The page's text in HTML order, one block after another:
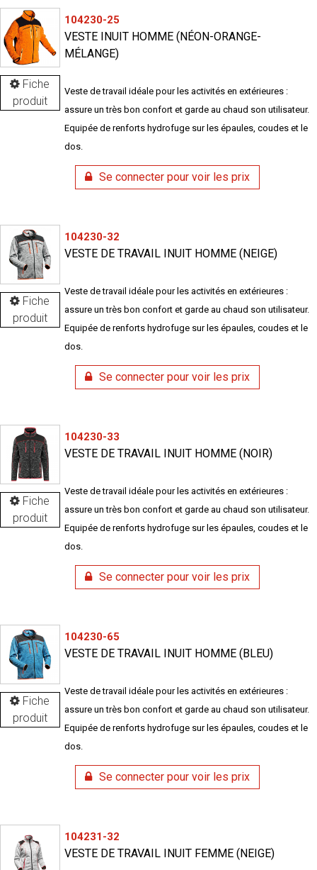
Fiche
produit
104230-25
VESTE INUIT HOMME (NÉON-ORANGE-
MÉLANGE)
Veste de travail idéale pour les activités en extérieures :
assure un très bon confort et garde au chaud son utilisateur.
Equipée de renforts hydrofuge sur les épaules, coudes et le
dos.
Se connecter pour voir les prix
Fiche
produit
104230-32
VESTE DE TRAVAIL INUIT HOMME (NEIGE)
Veste de travail idéale pour les activités en extérieures :
assure un très bon confort et garde au chaud son utilisateur.
Equipée de renforts hydrofuge sur les épaules, coudes et le
dos.
Se connecter pour voir les prix
Fiche
produit
104230-33
VESTE DE TRAVAIL INUIT HOMME (NOIR)
Veste de travail idéale pour les activités en extérieures :
assure un très bon confort et garde au chaud son utilisateur.
Equipée de renforts hydrofuge sur les épaules, coudes et le
dos.
Se connecter pour voir les prix
Fiche
produit
104230-65
VESTE DE TRAVAIL INUIT HOMME (BLEU)
Veste de travail idéale pour les activités en extérieures :
assure un très bon confort et garde au chaud son utilisateur.
Equipée de renforts hydrofuge sur les épaules, coudes et le
dos.
Se connecter pour voir les prix
104231-32
VESTE DE TRAVAIL INUIT FEMME (NEIGE)